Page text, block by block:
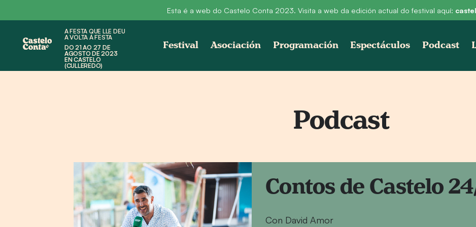
Esta é a web do Castelo Conta 2023. Visita a web da edición actual do festival aquí:
A FESTA QUE LLE DEU
A VOLTA Á FESTA
DO 21 AO 27 DE
AGOSTO DE 2023
EN CASTELO
(CULLEREDO)
Festival Asociación Programación Espectáculos Podcast
Podcast
Contos de Castelo
Con David Amor